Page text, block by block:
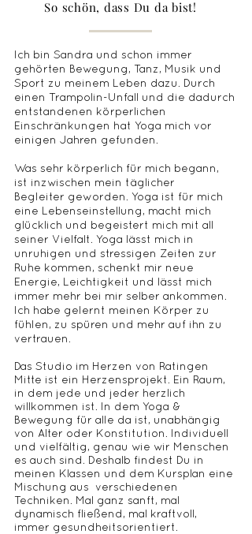
So schön, dass Du da bist!
Ich bin Sandra und schon immer
gehörten Bewegung, Tanz, Musik und
Sport zu meinem Leben dazu. Durch
einen Trampolin-Unfall und die dadurch
entstandenen körperlichen
Einschränkungen hat Yoga mich vor
einigen Jahren gefunden.
Was sehr körperlich für mich begann,
ist inzwischen mein täglicher
Begleiter geworden. Yoga ist für mich
eine Lebenseinstellung, macht mich
glücklich und begeistert mich mit all
seiner Vielfalt. Yoga lässt mich in
unruhigen und stressigen Zeiten zur
Ruhe kommen, schenkt mir neue
Energie, Leichtigkeit und lässt mich
immer mehr bei mir selber ankommen.
Ich habe gelernt meinen Körper zu
fühlen, zu spüren und mehr auf ihn zu
vertrauen.
Das Studio im Herzen von Ratingen
Mitte ist ein Herzensprojekt. Ein Raum,
in dem jede und jeder herzlich
willkommen ist. In dem Yoga &
Bewegung für alle da ist, unabhängig
von Alter oder Konstitution. Individuell
und vielfältig, genau wie wir Menschen
es auch sind. Deshalb findest Du in
meinen Klassen und dem Kursplan eine
Mischung aus verschiedenen
Techniken. Mal ganz sanft, mal
dynamisch fließend, mal kraftvoll,
immer gesundheitsorientiert.